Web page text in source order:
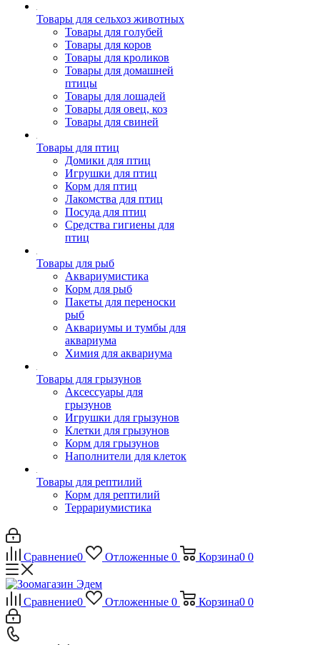
Товары для сельхоз животных
Товары для голубей
Товары для коров
Товары для кроликов
Товары для домашней
птицы
Товары для лошадей
Товары для овец, коз
Товары для свиней
Товары для птиц
Домики для птиц
Игрушки для птиц
Корм для птиц
Лакомства для птиц
Посуда для птиц
Средства гигиены для
птиц
Товары для рыб
Аквариумистика
Корм для рыб
Пакеты для переноски
рыб
Аквариумы и тумбы для
аквариума
Химия для аквариума
Товары для грызунов
Аксессуары для
грызунов
Игрушки для грызунов
Клетки для грызунов
Корм для грызунов
Наполнители для клеток
Товары для рептилий
Корм для рептилий
Террариумистика
Сравнение0 Отложенные 0 Корзина0 0
Сравнение0 Отложенные 0 Корзина0 0